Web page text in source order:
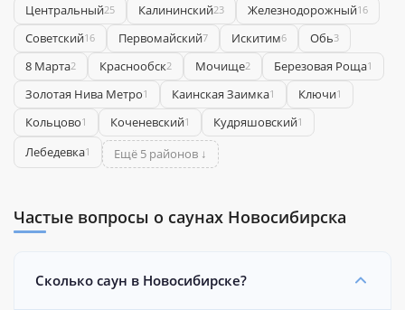
Центральный25 Калининский23 Железнодорожный16
Советский16 Первомайский7 Искитим6 Обь3
8 Марта2 Краснообск2 Мочище2 Березовая Роща1
Золотая Нива Метро1 Каинская Заимка1 Ключи1
Кольцово1 Коченевский1 Кудряшовский1
Лебедевка1 Ещё 5 районов ↓
Частые вопросы о саунах Новосибирска
Сколько саун в Новосибирске?